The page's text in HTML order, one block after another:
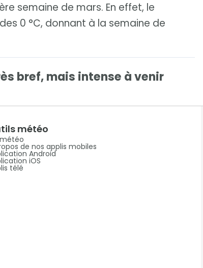
semaine de mars. En effet, le
0 °C, donnant à la semaine de
bref, mais intense à venir
météo
météo
de nos applis mobiles
Android
iOS
télé